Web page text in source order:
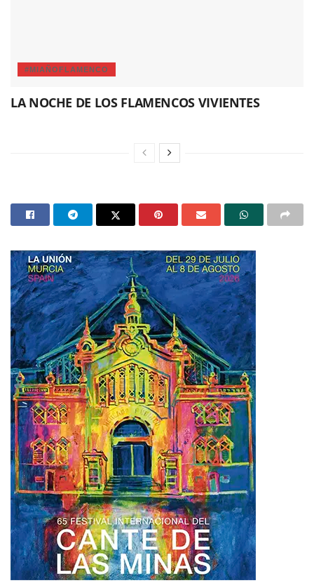
#MIAÑOFLAMENCO
LA NOCHE DE LOS FLAMENCOS VIVIENTES